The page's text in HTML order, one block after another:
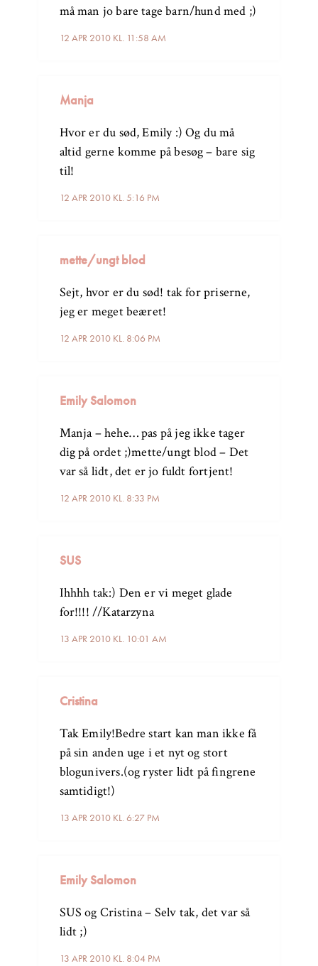
12 APR 2010 KL. 11:58 AM
må man jo bare tage barn/hund med ;)
Manja
12 APR 2010 KL. 5:16 PM
Hvor er du sød, Emily :) Og du må
altid gerne komme på besøg – bare sig
til!
mette/ungt blod
12 APR 2010 KL. 8:06 PM
Sejt, hvor er du sød! tak for priserne,
jeg er meget beæret!
Emily Salomon
12 APR 2010 KL. 8:33 PM
Manja – hehe… pas på jeg ikke tager
dig på ordet ;)mette/ungt blod – Det
var så lidt, det er jo fuldt fortjent!
SUS
13 APR 2010 KL. 10:01 AM
Ihhhh tak:) Den er vi meget glade
for!!!! //Katarzyna
Cristina
13 APR 2010 KL. 6:27 PM
Tak Emily!Bedre start kan man ikke få
på sin anden uge i et nyt og stort
blogunivers.(og ryster lidt på fingrene
samtidigt!)
Emily Salomon
13 APR 2010 KL. 8:04 PM
SUS og Cristina – Selv tak, det var så
lidt ;)